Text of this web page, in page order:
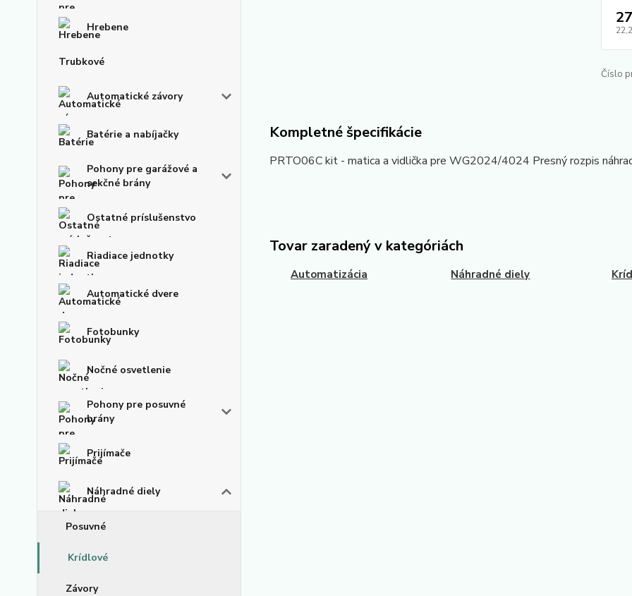
Hrebene
Trubkové
Automatické závory
Batérie a nabíjačky
Pohony pre garážové a
sekčné brány
Ostatné príslušenstvo
Riadiace jednotky
Automatické dvere
Fotobunky
Nočné osvetlenie
Pohony pre posuvné
brány
Prijímače
Náhradné diely
Posuvné
Krídlové
Závory
Číslo
Kompletné špecifikácie
PRTO06C kit - matica a vidlička pre WG2024/4024 Presný rozpis
Tovar zaradený v kategóriách
Automatizácia Náhradné diely